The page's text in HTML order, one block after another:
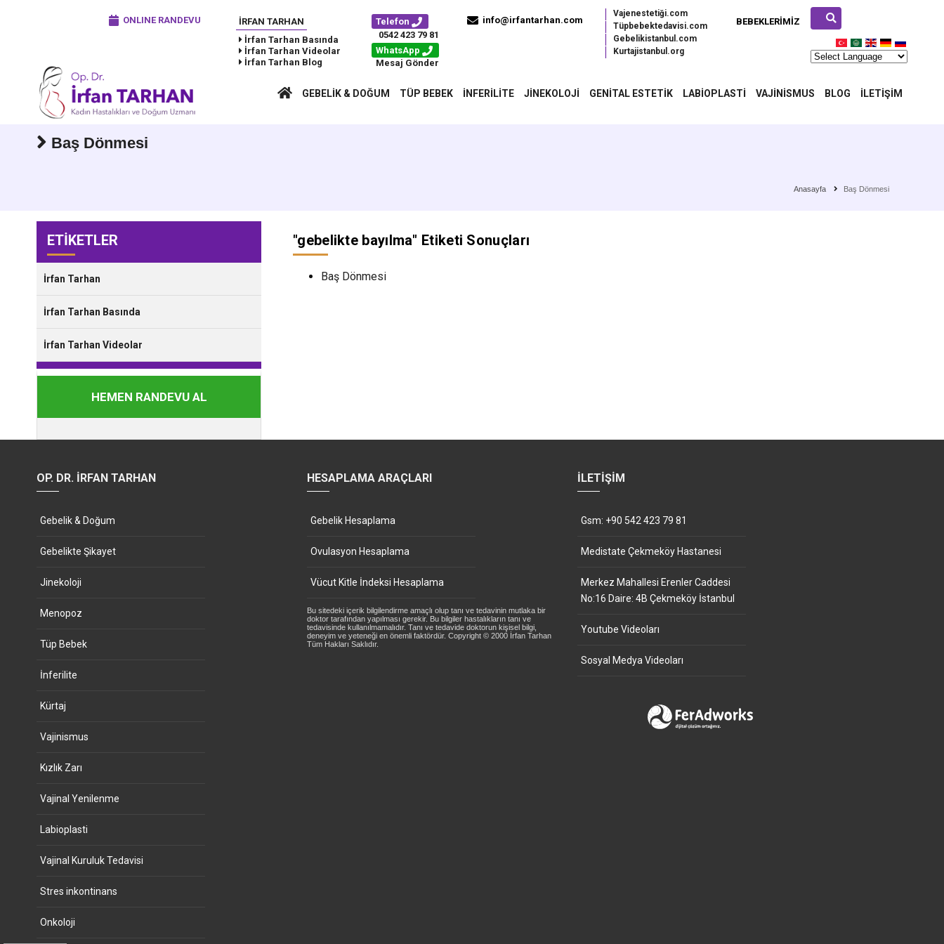
ONLINE RANDEVU
İRFAN TARHAN
İrfan Tarhan Basında
İrfan Tarhan Videolar
İrfan Tarhan Blog
BEBEKLERIMIZ
Vajenestetiği.com
Tüpbebektedavisi.com
Gebelikistanbul.com
Kurtajistanbul.org
Telefon
0542 423 79 81
WhatsApp
Mesaj Gönder
info@irfantarhan.com
GEBELIK & DOĞUM TÜP BEBEK İNFERILITE JINEKOLOJI GENITAL ESTETIK LABIOPLASTI VAJINISMUS BLOG İLETIŞIM
Baş Dönmesi
Anasayfa Baş Dönmesi
ETİKETLER
İrfan Tarhan
İrfan Tarhan Basında
İrfan Tarhan Videolar
HEMEN RANDEVU AL
"gebelikte bayılma" Etiketi Sonuçları
Baş Dönmesi
OP. DR. İRFAN TARHAN
Gebelik & Doğum
Gebelikte Şikayet
Jinekoloji
Menopoz
Tüp Bebek
İnferilite
Kürtaj
Vajinismus
Kızlık Zarı
Vajinal Yenilenme
Labioplasti
Vajinal Kuruluk Tedavisi
Stres inkontinans
Onkoloji
HESAPLAMA ARAÇLARI
Gebelik Hesaplama
Ovulasyon Hesaplama
Vücut Kitle İndeksi Hesaplama
Bu sitedeki içerik bilgilendirme amaçlı olup tanı ve tedavinin mutlaka bir
doktor tarafından yapılması gerekir. Bu bilgiler hastalıkların tanı ve
tedavisinde kullanılmamalıdır. Tanı ve tedavide doktorun kişisel bilgi,
deneyim ve yeteneği en önemli faktördür. Copyright © 2000 İrfan Tarhan
Tüm Hakları Saklıdır.
İLETIŞIM
Gsm: +90 542 423 79 81
Medistate Çekmeköy Hastanesi
Merkez Mahallesi Erenler Caddesi
No:16 Daire: 4B Çekmeköy İstanbul
Youtube Videoları
Sosyal Medya Videoları